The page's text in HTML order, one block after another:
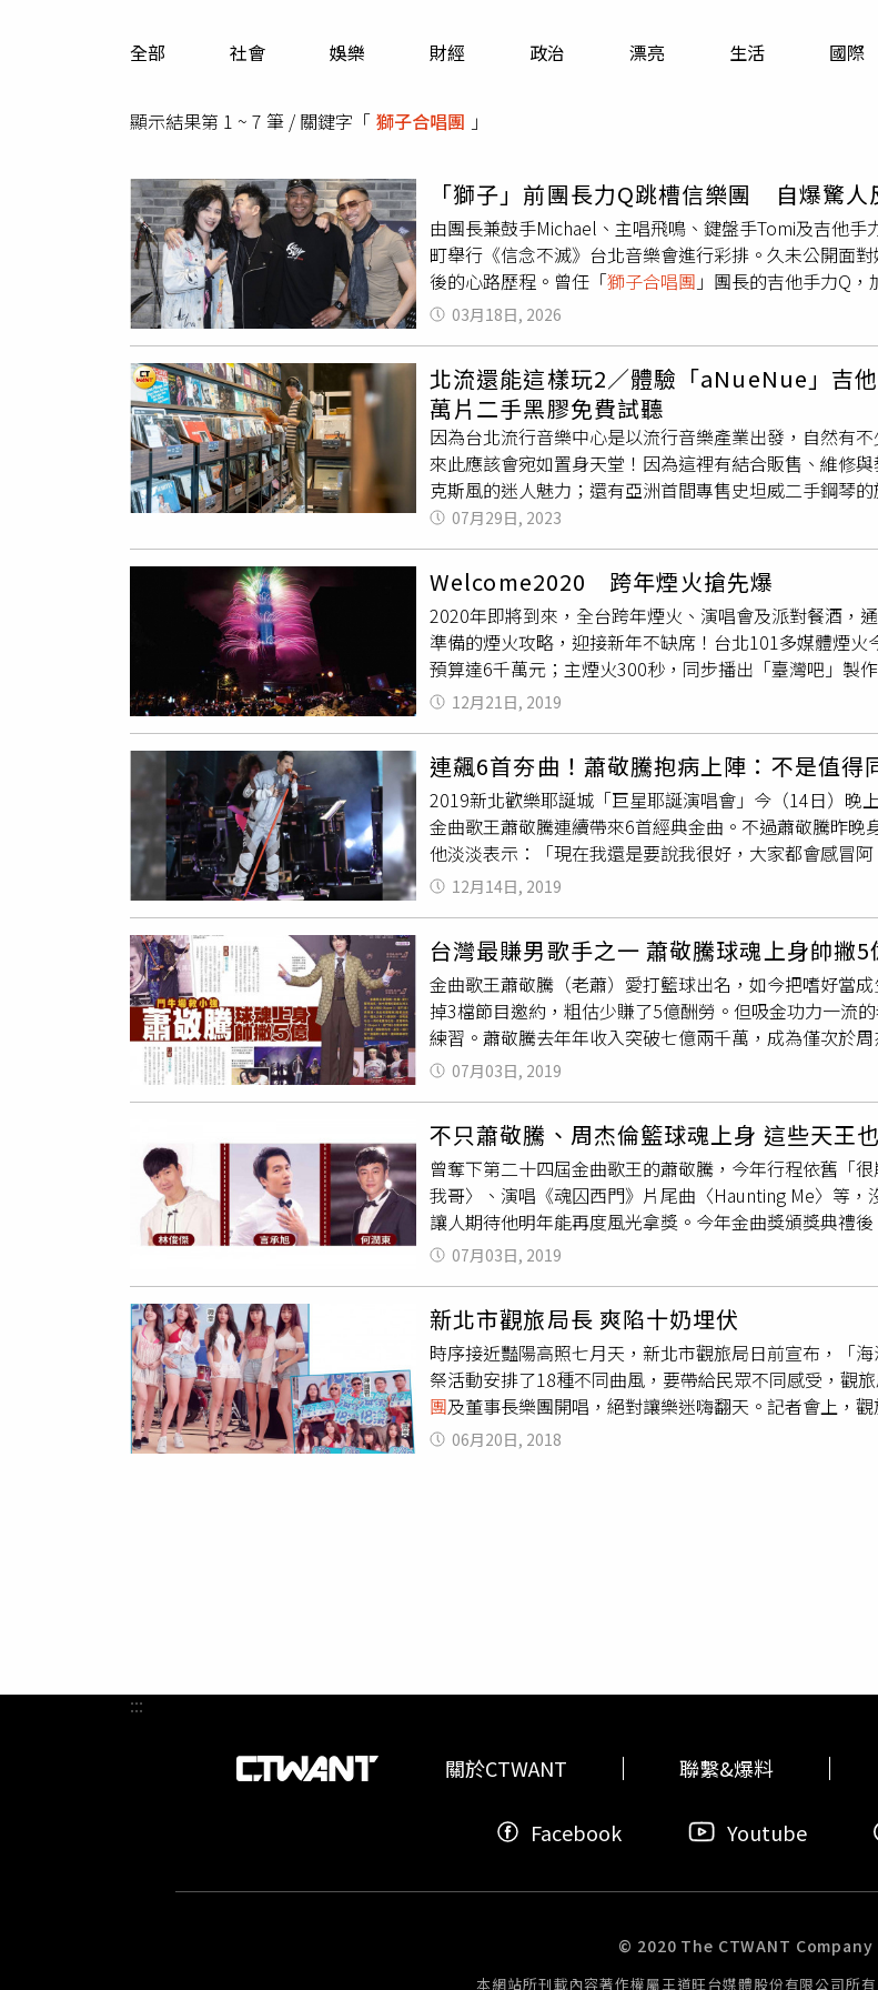
運勢
全部 社會 娛樂 財經 政治 漂亮 生活 國際
顯示結果第 1 ~ 7 筆 / 關鍵字「 獅子合唱團 」
「獅子」前團長力Q跳槽信樂團 自爆驚人
由團長兼鼓手Michael、主唱飛鳴、鍵盤手Tomi及吉他
町舉行《信念不滅》台北音樂會進行彩排。久未公開面
後的心路歷程。曾任「獅子合唱團 」團長的吉他手力Q
惘，甚至認真考慮轉行開Uber或送外賣，幸好老婆及時
跳出舒適圈。力Q幽默表示：「在獅子我是團長，現在
與前主唱信（蘇見信）比較，但他並不介意，更展現極
做第二個他。」面對網友諷刺「沒有信，只剩樂團」，
展現團魂助陣，開玩笑緩頰：「如果大家一定要有『信
03月18日, 2026
北流還能這樣玩2／體驗「aNueNue」吉
萬片二手黑膠免費試聽
因為台北流行音樂中心是以流行音樂產業出發，自然有
來此應該會宛如置身天堂！因為這裡有結合販售、維修
克斯風的迷人魅力；還有亞洲首間專售史坦威二手鋼琴
二手鋼琴專售旗艦館」；以及採預約制、有著鮮明橘色
供手風琴教學、維修保養與代理銷售等，其他還包括
十分多元。「Sax Quest TPMC 探索薩克斯風」除了專
Duke 史坦威二手鋼琴專售旗艦館有專業的二手鋼琴廠房
aNueNue北流旗艦館體驗產品時，會自然置身於空間中
者這次也走訪了北流兩間音樂類型店家，其中一間為專
名源自夏威夷原住民語的「彩虹」，夏威夷原住民將釋
探索夏威夷文化時認為彩虹人熱情、快樂的精神與品牌
麗麗起家，從台灣開創aNueNue至今已有15年歷史，之
唯一可體驗aNueNue全產品的空間，像是各尺寸的烏克
帶、琴包、琴弦、調音器等周邊配件，現場都能試彈與
彩系列價格約為7,900～10,600元。（圖／焦正德攝）
身細節。（圖／焦正德攝）而黃韻玲也分享，原來她先
全球擁有許多產品通路及分公司的aNueNue進駐北流。
身，融入空間設計中，例如鳥桶身曲線走廊框以及經典
與藝人例如盧廣仲、蕭敬騰的獅子合唱團合作，2020年
列，嚴選木材、手工琴頭削切、面版日系雕花等，成為
並存的吉他與烏克麗麗，因有多種系列規格，從初學者
Horowitz與George Szell於1953年因鬥速而生的私版黑
「大韜黑膠耳機專賣北流店」，老闆大韜從高中時期開
上的感覺。」2007年他以網路商店起家，主要從美、英
受邀進駐北流。他提到，中壢店老顧客通常是目的性取
型，北流店的客群年齡層較廣、口味多元，因此他還特
品。店內的二手黑膠與耳機都可以提供試聽，而且大韜
驗。記者請大韜介紹店內特別的黑膠唱片，他翻出一張
23》，源自知名鋼琴家Vladimir Horowitz與20世紀最偉
的狀態，「這不知道是從哪裡流出的私版錄音版本，通
了一個自己的觀察，表示上個世代的人通常是先有播放
有，反而會先入手黑膠，「然後覺得總有一天我一定會
店」也收了一張黃韻玲1988年發行的唱片「我就是這樣
aNueNue北流旗艦館電話：（02）2783-4488地址：台
週三至週日12：00～20：00，週一、二休網址：
（02）2785-7275地址：台北市南港區忠孝東路七段99
00，週一、二休網址：https://www.facebook.com/
07月29日, 2023
Welcome2020 跨年煙火搶先爆
2020年即將到來，全台跨年煙火、演唱會及派對餐酒，
準備的煙火攻略，迎接新年不缺席！台北101多媒體煙火
預算達6千萬元；主煙火300秒，同步播出「臺灣吧」製
和銀赫、蕭敬騰與
、Leo王、ØZI及網紅這
台，將有跨年派對DominikT DJ秀，引爆派對氣氛。（
秀、SEMIFUSA樂團表演，提供Tapas餐點、MOËT香檳
http://www.passngo.com.tw/Event2020.101‧票價：
五段7號‧電話：02-8101-8800餐吧Check!欣賞台北101
山46～48樓餐廳與頂樓「CÉ LA VI Taipei」（2,500元
（6,000元起），戶外區送香檳、鹹甜小食，或烈酒、生
來的跨年派對也很吸睛。稍遠的八德路四段106巷、京
坊」跨年趴（1,500元／人），酒食吃喝到飽，絕對玩得
食。（圖／Chefs Club Taipei提供）「酌易酒坊」跨年
供）住宿Check!「太平洋商旅」、「amba松山意舍」
對和DJ秀，讓來客同嗨整夜（2,500～3000元／人）。
影／焦正德）Good View在台北市政府看演唱會和台北
開場演出。（圖／相信音樂提供）搶看台北101煙火，
隆路住戶頂樓、國父紀念館、光復南路和信義路口、北
欣賞花火！樂園搭景點 倒數同嗨台北美麗華百樂園煙火
麗華百樂園提供）演唱會以摩天輪燈光秀結合300秒煙火
等，主持則由幽默的Dennis擔綱。‧地址：台北市中山
河濱公園能欣賞美麗的煙火倒影，或是到捷運劍南路站
夜市美食花蓮「太平洋觀光節」偶像演唱會與煙火秀，
秀，可順道吃東大門夜市美食。建議隔天清晨可往三
話：03-822-7171#524絕佳煙火觀景點：中山路與重慶
包括歌手白楚山也在演出之列；24:00則於水社與伊達邵
南投縣魚池鄉水社村中山路599號‧電話：049-291-6060
頭、文武廟。南投清境高山煙火演唱會在海拔1,750公尺
燈，還會有觀星的導覽。‧地址：南投縣仁愛鄉仁和路
場、周邊民宿雲林劍湖山世界煙火演唱會演唱會歌手有
看9分20秒煙火秀。另有限量露營活動，迎接跨年與日
12月21日, 2019
連飆6首夯曲！蕭敬騰抱病上陣：不是值得
2019新北歡樂耶誕城「巨星耶誕演唱會」今（14日）晚
金曲歌王蕭敬騰連續帶來6首經典金曲。不過蕭敬騰昨晚
他淡淡表示：「現在我還是要說我很好，大家都會感冒
始沒力氣，從台中收工回台北後，他立刻休息，原以為
已調整到工作模式，「那麼多人在下面，看到他們應該
明天他將合體獅子合唱團出席北一女校慶演唱會，問他
以反悔。」年底還有跨年表演，行程滿檔，他坦言事前
著我做，要好好珍惜。」蕭敬騰一連帶來《讓我為你唱
你》、《皮囊》、《王妃》等夯曲，他表示《寂寞還是
專輯是DEMO，所以只有only piano，今晚想讓大家多聽
12月14日, 2019
台灣最賺男歌手之一 蕭敬騰球魂上身帥撇5
金曲歌王蕭敬騰（老蕭）愛打籃球出名，如今把嗜好當
掉3檔節目邀約，粗估少賺了5億酬勞。但吸金功力一流
練習。蕭敬騰去年年收入突破七億兩千萬，成為僅次於
除了率領獅子合唱團
推出新專輯《Replay》、主演電視
球跑透透演出，已經忙得不可開交。下半年，蕭敬騰
月2日開始也加盟對岸號稱全明星籃球競真人秀的《
場較勁。該節目屬性正中老蕭下懷，他本身就是娛樂圈
三檔節目邀約，若照他參賽《歌手2017》拿了一億三千
估讓老蕭少賺五億台幣，只為一圓籃球夢。不只把白花
關練球，歌迷把球場當成追星聖地，捕獲老蕭的機率超
出來都難，不只能看到偶像打籃球，金曲歌王私下的舉
人的狂熱，但老蕭從沒忘了自己的歌手本業，今年他未
依然露臉相挺，壓軸走金曲星光大道時的復古造型帥出
人LuLu加油打氣，讓人看到他有情有義的一面。今年老蕭
再叫我哥〉、演唱《魂囚西門》片尾曲〈Haunting Me
組) 更多精采內容，詳見最新出刊273期《周刊王》和
雜誌「旺透價39元」，2019/07/03全省4大超商、全聯
絲切勿錯過。想追蹤周刊王最勁爆消息，請進最新臉
07月03日, 2019
不只蕭敬騰、周杰倫籃球魂上身 這些天王
曾奪下第二十四屆金曲歌王的蕭敬騰，今年行程依舊「
我哥〉、演唱《魂囚西門》片尾曲〈Haunting Me〉等
讓人期待他明年能再度風光拿獎。今年金曲獎頒獎典禮
常與蕭敬騰相約球場比拚的莫過於周杰倫，打球打成麻
杰倫在IG放上球場上的影片，釣出蕭敬騰留言：「只能
話。」不只籃球話題，年初蕭敬騰放上圍巾照，也被周
你來我往讓大家笑翻。另一位金曲歌王林俊傑，除了健
片讓歌迷尖叫，曾受邀成為明星籃球賽一員。此外，
不見尾」的的言承旭，多年前就被媒體目擊在籃球場連
《籃球火》，愛籃球的程度比周杰倫等人還早被認證。
隊與蕭敬騰競技，也是老蕭的球友之一，私下會資助籃
組) 更多精采內容，詳見最新出刊273期《周刊王》和
07月03日, 2019
新北市觀旅局長 爽陷十奶埋伏
時序接近豔陽高照七月天，新北市觀旅局日前宣布，「
祭活動安排了18種不同曲風，要帶給民眾不同感受，觀
團及董事長樂團開唱，絕對讓樂迷嗨翻天。記者會上，
「薇幸」，穿著比基尼大露東、西半球，令現場媒體感
君戴上墨鏡和5名辣妹合照，蝦米哥雖無法探查他的目
06月20日, 2018
:::
關於CTWANT 聯繫&爆料
Facebook Youtube
© 2020 The CTWANT Company
本網站所刊載內容著作權屬王道旺台媒體股份有限公司所